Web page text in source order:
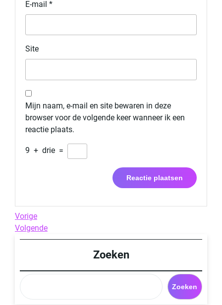
E-mail *
Site
Mijn naam, e-mail en site bewaren in deze
browser voor de volgende keer wanneer ik een
reactie plaats.
9 + drie =
Berichtnavigatie
Previous
Post
Vorige
Next
Post
Volgende
Zoeken
Zoeken